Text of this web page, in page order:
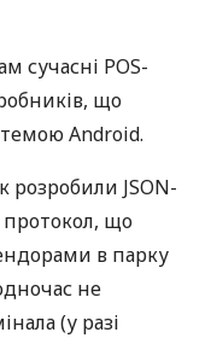
сучасні POS-
що
Android.
розробили JSON-
що
в парку
не
(у разі